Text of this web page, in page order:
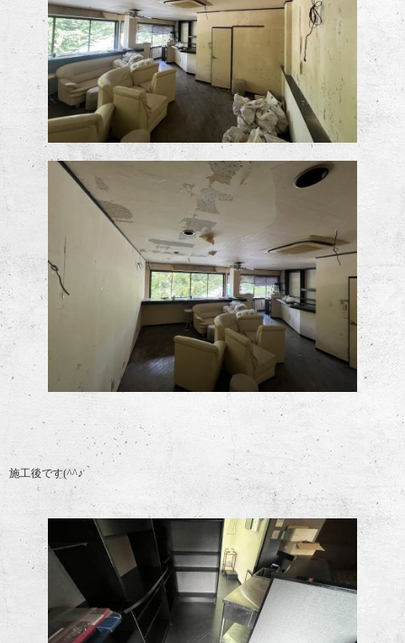
施工後です(^^♪